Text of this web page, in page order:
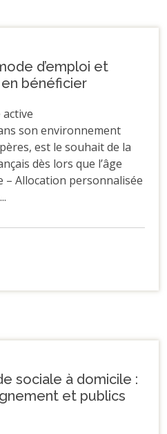
d’emploi et
bénéficier
son environnement
est le souhait de la
dès lors que l’âge
– Allocation personnalisée
sociale à domicile :
et publics